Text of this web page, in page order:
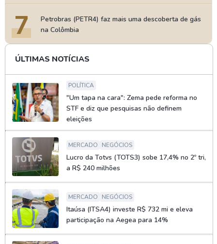
7
Petrobras (PETR4) faz mais uma descoberta de gás
na Colômbia
ÚLTIMAS NOTÍCIAS
POLÍTICA
"Um tapa na cara": Zema pede reforma no
STF e diz que pesquisas não definem
eleições
MERCADO NEGÓCIOS
Lucro da Totvs (TOTS3) sobe 17,4% no 2º tri,
a R$ 240 milhões
MERCADO NEGÓCIOS
Itaúsa (ITSA4) investe R$ 732 mi e eleva
participação na Aegea para 14%